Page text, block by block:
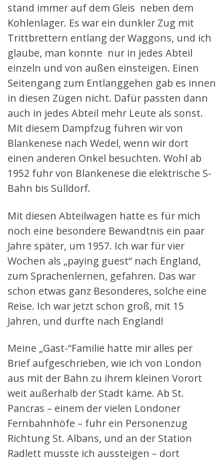
stand immer auf dem Gleis neben dem
Kohlenlager. Es war ein dunkler Zug mit
Trittbrettern entlang der Waggons, und ich
glaube, man konnte nur in jedes Abteil
einzeln und von außen einsteigen. Einen
Seitengang zum Entlanggehen gab es innen
in diesen Zügen nicht. Dafür passten dann
auch in jedes Abteil mehr Leute als sonst.
Mit diesem Dampfzug fuhren wir von
Blankenese nach Wedel, wenn wir dort
einen anderen Onkel besuchten. Wohl ab
1952 fuhr von Blankenese die elektrische S-
Bahn bis Sülldorf.
Mit diesen Abteilwagen hatte es für mich
noch eine besondere Bewandtnis ein paar
Jahre später, um 1957. Ich war für vier
Wochen als „paying guest“ nach England,
zum Sprachenlernen, gefahren. Das war
schon etwas ganz Besonderes, solche eine
Reise. Ich war jetzt schon groß, mit 15
Jahren, und durfte nach England!
Meine „Gast-“Familie hatte mir alles per
Brief aufgeschrieben, wie ich von London
aus mit der Bahn zu ihrem kleinen Vorort
weit außerhalb der Stadt käme. Ab St.
Pancras – einem der vielen Londoner
Fernbahnhöfe – fuhr ein Personenzug
Richtung St. Albans, und an der Station
Radlett musste ich aussteigen – dort